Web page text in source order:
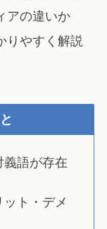
アの違いか
りやすく解説
義語が存在
ト・デメ